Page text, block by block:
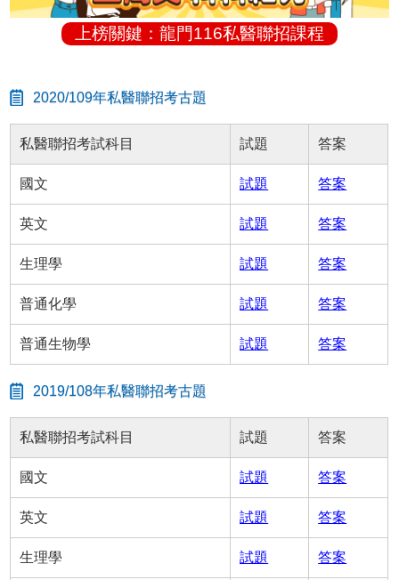
上榜關鍵：龍門116私醫聯招課程
2020/109年私醫聯招考古題
私醫聯招考試科目 試題 答案
國文 試題 答案
英文 試題 答案
生理學 試題 答案
普通化學 試題 答案
普通生物學 試題 答案
2019/108年私醫聯招考古題
私醫聯招考試科目 試題 答案
國文 試題 答案
英文 試題 答案
生理學 試題 答案